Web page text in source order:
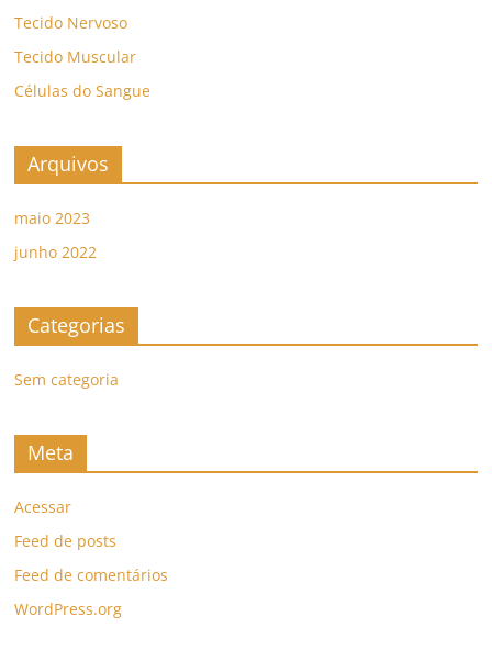
Tecido Nervoso
Tecido Muscular
Células do Sangue
Arquivos
maio 2023
junho 2022
Categorias
Sem categoria
Meta
Acessar
Feed de posts
Feed de comentários
WordPress.org